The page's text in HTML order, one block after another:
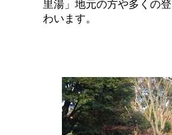
里湯」地元の方や多くの
わいます。